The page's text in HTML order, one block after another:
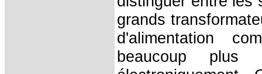
grands
d'alimentation
beaucoup